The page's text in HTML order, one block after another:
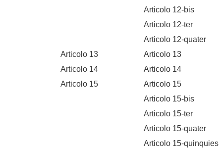
Articolo 12-bis
Articolo 12-ter
Articolo 12-quater
Articolo 13
Articolo 13
Articolo 14
Articolo 14
Articolo 15
Articolo 15
Articolo 15-bis
Articolo 15-ter
Articolo 15-quater
Articolo 15-